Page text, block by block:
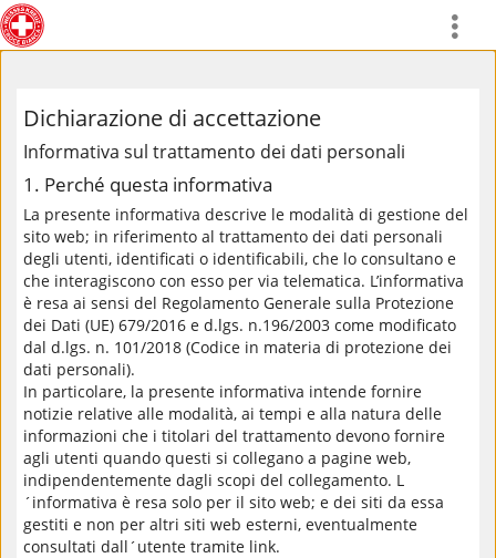
Dichiarazione di accettazione
Informativa sul trattamento dei dati personali
1. Perché questa informativa
La presente informativa descrive le modalità di gestione del
sito web; in riferimento al trattamento dei dati personali
degli utenti, identificati o identificabili, che lo consultano e
che interagiscono con esso per via telematica. L’informativa
è resa ai sensi del Regolamento Generale sulla Protezione
dei Dati (UE) 679/2016 e d.lgs. n.196/2003 come modificato
dal d.lgs. n. 101/2018 (Codice in materia di protezione dei
dati personali).
In particolare, la presente informativa intende fornire
notizie relative alle modalità, ai tempi e alla natura delle
informazioni che i titolari del trattamento devono fornire
agli utenti quando questi si collegano a pagine web,
indipendentemente dagli scopi del collegamento. L
´informativa è resa solo per il sito web; e dei siti da essa
gestiti e non per altri siti web esterni, eventualmente
consultati dall´utente tramite link.